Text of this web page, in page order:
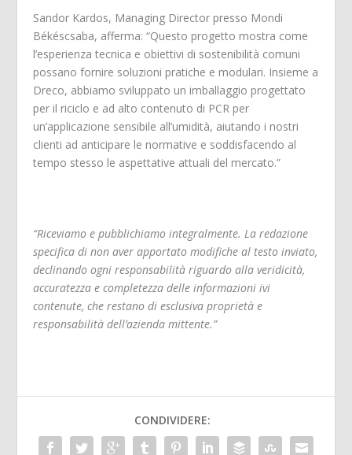
Sandor Kardos, Managing Director presso Mondi
Békéscsaba, afferma: “Questo progetto mostra come
l’esperienza tecnica e obiettivi di sostenibilità comuni
possano fornire soluzioni pratiche e modulari. Insieme a
Dreco, abbiamo sviluppato un imballaggio progettato
per il riciclo e ad alto contenuto di PCR per
un’applicazione sensibile all’umidità, aiutando i nostri
clienti ad anticipare le normative e soddisfacendo al
tempo stesso le aspettative attuali del mercato.”
“Riceviamo e pubblichiamo integralmente. La redazione
specifica di non aver apportato modifiche al testo inviato,
declinando ogni responsabilità riguardo alla veridicità,
accuratezza e completezza delle informazioni ivi
contenute, che restano di esclusiva proprietà e
responsabilità dell’azienda mittente.”
CONDIVIDERE: